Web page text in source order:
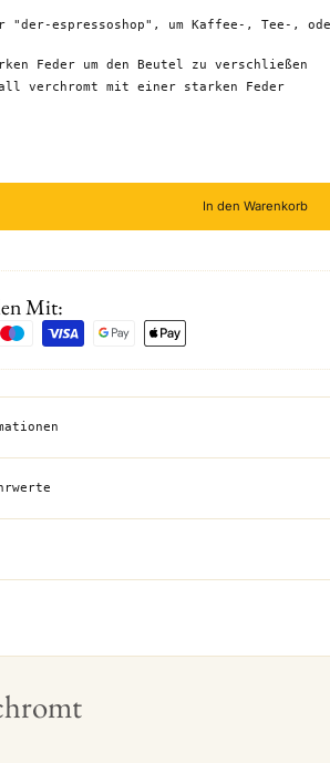
"der-espressoshop", um Kaffee-, Tee-,
Feder um den Beutel zu verschließen
verchromt mit einer starken Feder
In den Warenkorb
Mit: